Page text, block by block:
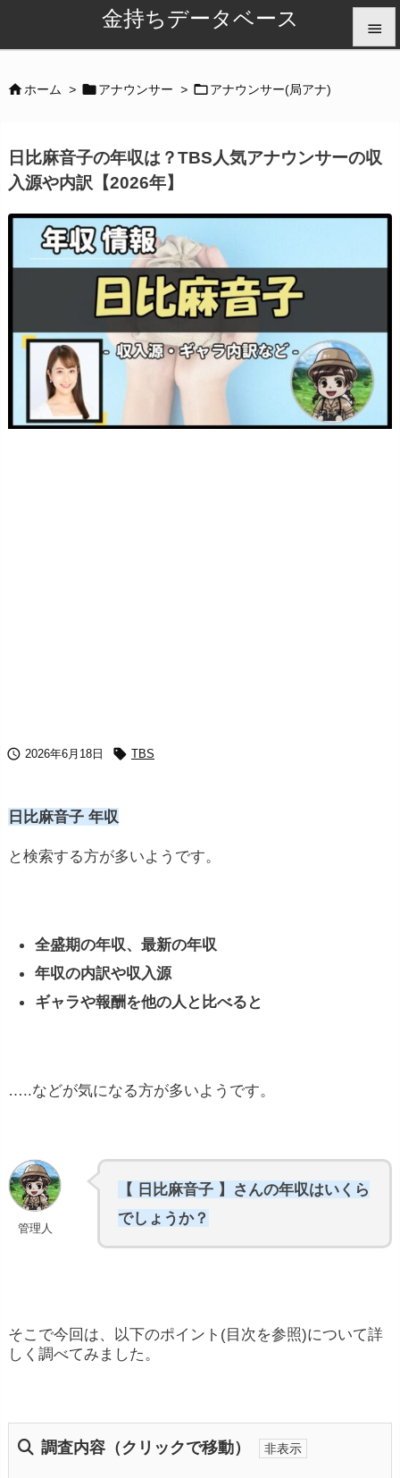
金持ちデータベース 


ホーム > アナウンサー > アナウンサー(局アナ)
日比麻音子の年収は？TBS人気アナウンサーの収
入源や内訳【2026年】
 2026年6月18日  TBS
日比麻音子 年収
と検索する方が多いようです。
全盛期の年収、最新の年収
年収の内訳や収入源
ギャラや報酬を他の人と比べると
…..などが気になる方が多いようです。
管理人
【 日比麻音子 】さんの年収はいくら
でしょうか？
そこで今回は、以下のポイント(目次を参照)について詳
しく調べてみました。
調査内容（クリックで移動）